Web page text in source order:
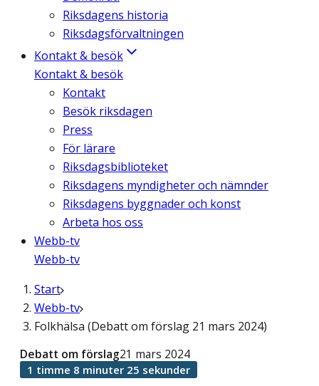
Riksdagens historia
Riksdagsförvaltningen
Kontakt & besök
Kontakt & besök
Kontakt
Besök riksdagen
Press
För lärare
Riksdagsbiblioteket
Riksdagens myndigheter och nämnder
Riksdagens byggnader och konst
Arbeta hos oss
Webb-tv
Webb-tv
Start
Webb-tv
Folkhälsa (Debatt om förslag 21 mars 2024)
Debatt om förslag21 mars 2024
1 timme 8 minuter 25 sekunder